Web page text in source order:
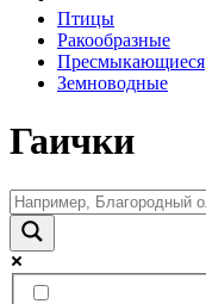
Птицы
Ракообразные
Пресмыкающиеся
Земноводные
Гаички